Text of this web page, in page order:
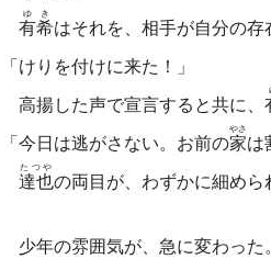
有希
ゆき
はそれを、相手が自分の存
「けりを付けに来た！」
高揚した声で宣言すると共に、
「今日は逃がさない。お前の家
やさ
は
達也
たつや
の両目が、わずかに細め
少年の雰囲気が、急に変わった